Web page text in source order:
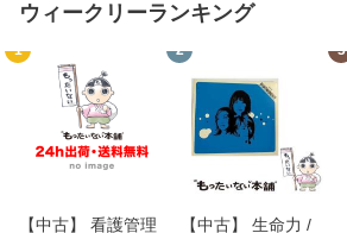
ウィークリーランキング
1
【中古】 看護管理
2
【中古】 生命力 /
3